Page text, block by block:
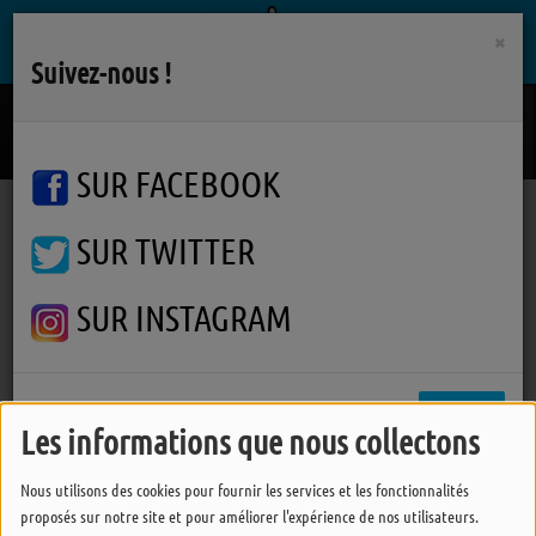
Les informations que nous collectons
Nous utilisons des cookies pour fournir les services et les fonctionnalités
proposés sur notre site et pour améliorer l'expérience de nos utilisateurs.
Podcasts Autres interviews
Croquez l'Ile d'Yeu grâce à la
Maison d'Oya
×
Suivez-nous !
SUR FACEBOOK
SUR TWITTER
SUR INSTAGRAM
FERMER